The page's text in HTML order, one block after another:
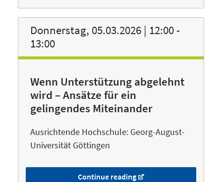
Donnerstag, 05.03.2026 | 12:00 -
13:00
Wenn Unterstützung abgelehnt
wird – Ansätze für ein
gelingendes Miteinander
Ausrichtende Hochschule: Georg-August-
Universität Göttingen
Continue reading